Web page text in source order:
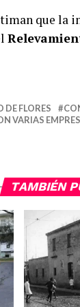
que la
DE FLORES
VARIAS
TAMBIÉN